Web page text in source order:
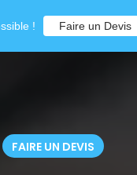
FAIRE UN DEVIS
! Faire un Devis